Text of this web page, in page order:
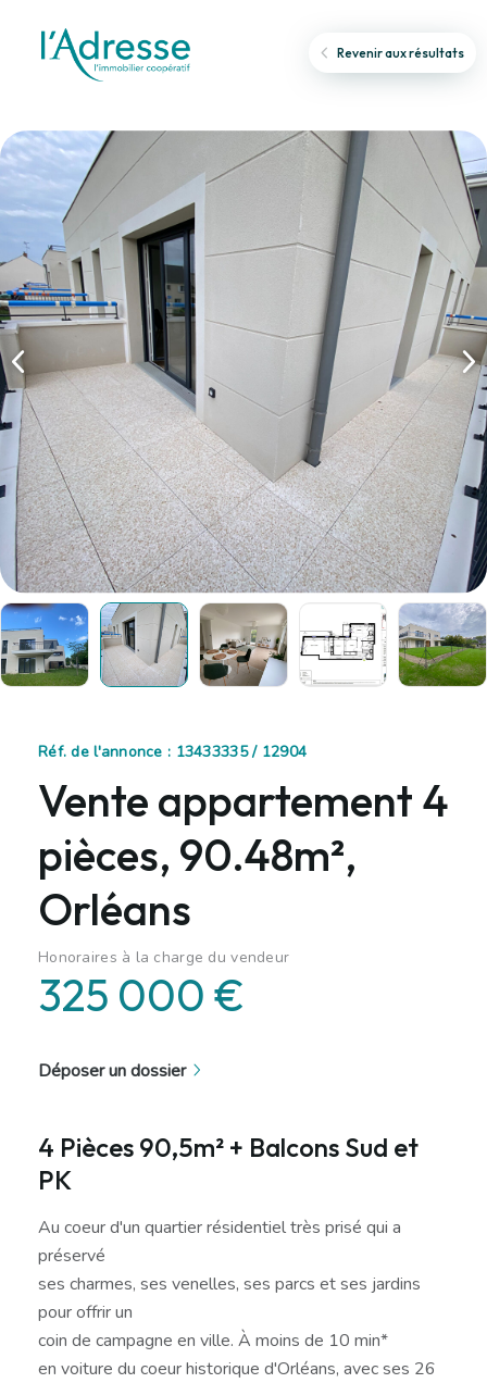
Revenir aux résultats
Réf. de l'annonce : 13433335 / 12904
Vente appartement 4
pièces, 90.48m²,
Orléans
Honoraires à la charge du vendeur
325 000 €
Déposer un dossier
4 Pièces 90,5m² + Balcons Sud et
PK
Au coeur d'un quartier résidentiel très prisé qui a
préservé
ses charmes, ses venelles, ses parcs et ses jardins
pour offrir un
coin de campagne en ville. À moins de 10 min*
en voiture du coeur historique d'Orléans, avec ses 26